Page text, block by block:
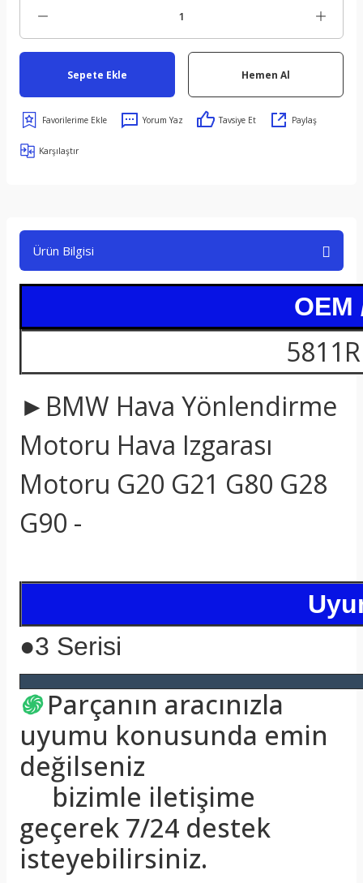
Sepete Ekle Hemen Al
Yorum Yaz Tavsiye Et Paylaş
Karşılaştır
Ürün Bilgisi
OEM
►BMW Hava Yönlendirme
Motoru Hava Izgarası
Motoru G20 G21 G80 G28
G90 -
●3 Serisi
֍ Parçanın aracınızla
uyumu konusunda emin
değilseniz
bizimle iletişime
geçerek 7/24 destek
isteyebilirsiniz.